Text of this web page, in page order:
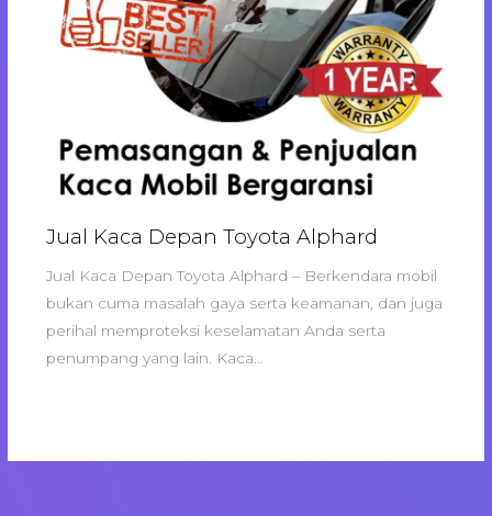
Jual Kaca Depan Toyota Alphard
Jual Kaca Depan Toyota Alphard – Berkendara mobil
bukan cuma masalah gaya serta keamanan, dan juga
perihal memproteksi keselamatan Anda serta
penumpang yang lain. Kaca…